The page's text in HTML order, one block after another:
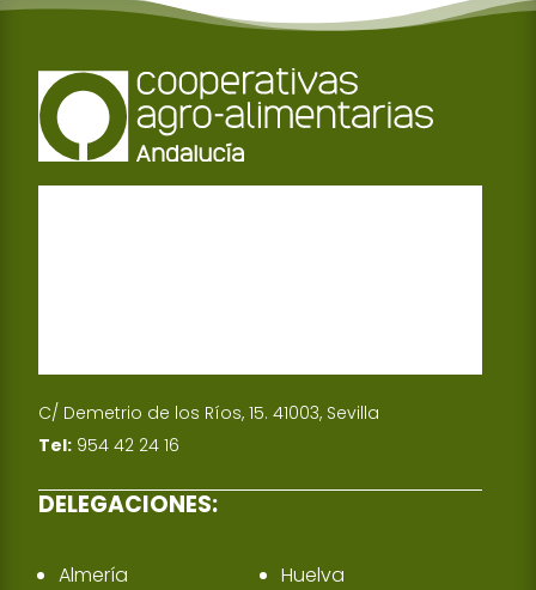
C/ Demetrio de los Ríos, 15. 41003, Sevilla
Tel: 954 42 24 16
DELEGACIONES:
Almería
Huelva